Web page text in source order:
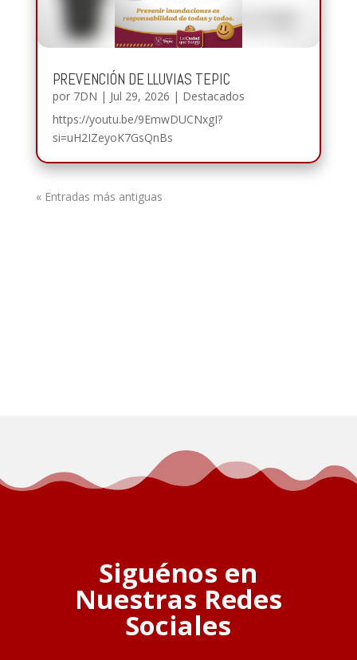
PREVENCIÓN DE LLUVIAS TEPIC
por 7DN | Jul 29, 2026 | Destacados
https://youtu.be/9EmwDUCNxgI?
si=uH2IZeyoK7GsQnBs
« Entradas más antiguas
Siguénos en
Nuestras Redes
Sociales